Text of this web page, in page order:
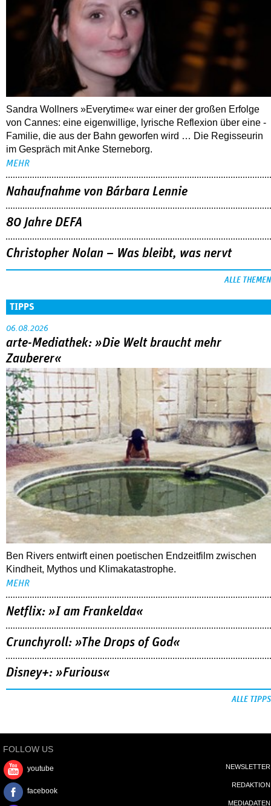
Sandra Wollners »Everytime« war einer der großen Erfolge
von Cannes: eine eigenwillige, lyrische Reflexion über eine ­
Familie, die aus der Bahn geworfen wird … Die Regisseurin
im Gespräch mit Anke Sterneborg.
MEHR
Nahaufnahme von Bárbara Lennie
80 Jahre DEFA
Christopher Nolan – Was bleibt, was nervt
ALLE THEMEN
TIPPS
06.08.2026
arte-Mediathek: »Die Welt braucht mehr
Zauberer«
Ben Rivers entwirft einen poetischen Endzeitfilm zwischen
Kindheit, Mythos und Klimakatastrophe.
MEHR
Netflix: »I am Frankelda«
Crunchyroll: »The Drops of God«
Disney+: »Furious«
ALLE TIPPS
FOLLOW US
youtube
facebook
NEWSLETTER
REDAKTION
MEDIADATEN